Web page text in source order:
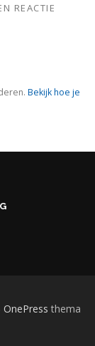
REACTIE
Bekijk hoe je
OnePress thema